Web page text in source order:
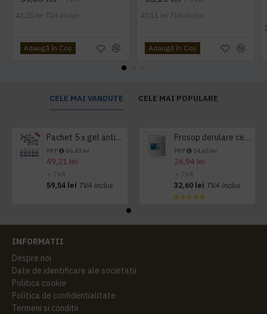
42,35 lei TVA inclus
Adaugă în Coş
40,11 lei TVA inclus
Adaugă în Coş
CELE MAI VANDUTE CELE MAI POPULARE
Pachet 5 x gel antibacterian 50ml si 3 x Servetele antibacteriene 48 buc Hygienium
PRP 66,43 lei
49,21 lei
+ TVA
59,54 lei TVA inclus
Prosop derulare centrala 1 pliu, 300 m Tork
PRP 34,65 lei
26,94 lei
+ TVA
32,60 lei TVA inclus
INFORMATII
Despre noi
Date de identificare ale societatii
Politica cookie
Politica de confidentialitate
Termeni si conditii